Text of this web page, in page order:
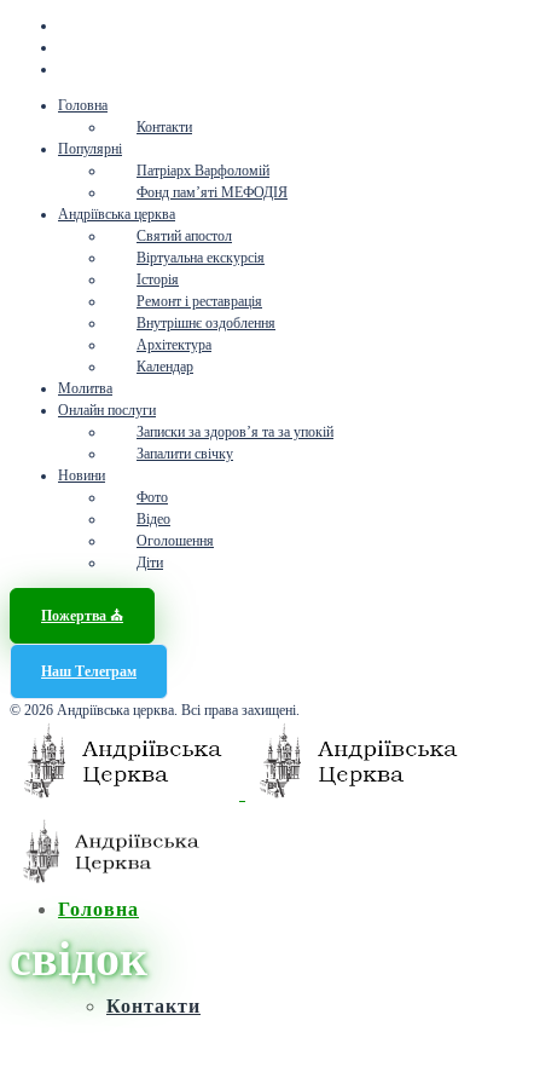
Головна
Контакти
Популярні
Патріарх Варфоломій
Фонд пам’яті МЕФОДІЯ
Андріївська церква
Святий апостол
Віртуальна екскурсія
Історія
Ремонт і реставрація
Внутрішнє оздоблення
Архітектура
Календар
Молитва
Онлайн послуги
Записки за здоров’я та за упокій
Запалити свічку
Новини
Фото
Відео
Оголошення
Діти
Пожертва ⛪️
Наш Телеграм
© 2026 Андріївська церква. Всі права захищені.
Головна
Контакти
свідок